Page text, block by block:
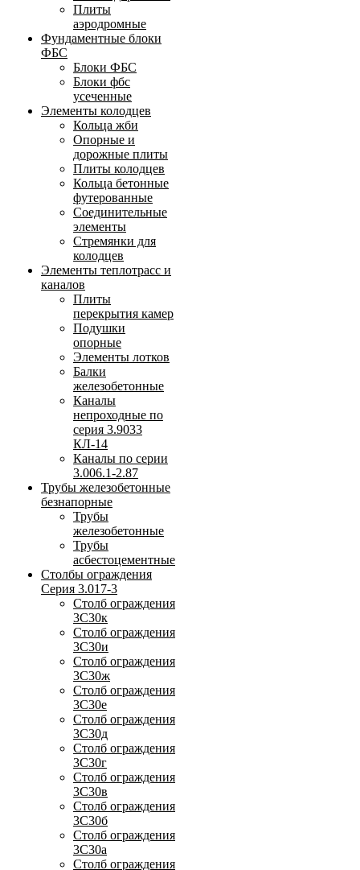
Плиты
аэродромные
Фундаментные блоки
ФБС
Блоки ФБС
Блоки фбс
усеченные
Элементы колодцев
Кольца жби
Опорные и
дорожные плиты
Плиты колодцев
Кольца бетонные
футерованные
Соединительные
элементы
Стремянки для
колодцев
Элементы теплотрасс и
каналов
Плиты
перекрытия камер
Подушки
опорные
Элементы лотков
Балки
железобетонные
Каналы
непроходные по
серия 3.9033
КЛ-14
Каналы по серии
3.006.1-2.87
Трубы железобетонные
безнапорные
Трубы
железобетонные
Трубы
асбестоцементные
Столбы ограждения
Серия 3.017-3
Столб ограждения
3С30к
Столб ограждения
3С30и
Столб ограждения
3С30ж
Столб ограждения
3С30е
Столб ограждения
3С30д
Столб ограждения
3С30г
Столб ограждения
3С30в
Столб ограждения
3С30б
Столб ограждения
3С30а
Столб ограждения